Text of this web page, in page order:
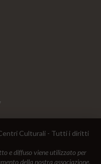
Culturali - Tutti i diritti
e diffuso viene utilizzato per
della nostra associazione,